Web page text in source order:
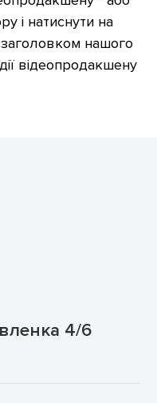
і натиснути на
нашого
відеопродакшену
4/6